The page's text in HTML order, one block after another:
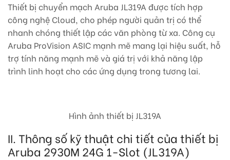
Thiết bị chuyển mạch Aruba JL319A được tích hợp
công nghệ Cloud, cho phép người quản trị có thể
nhanh chóng thiết lập các văn phòng từ xa. Công cụ
Aruba ProVision ASIC mạnh mẽ mang lại hiệu suất, hỗ
trợ tính năng mạnh mẽ và giá trị với khả năng lập
trình linh hoạt cho các ứng dụng trong tương lai.
Hình ảnh thiết bị JL319A
II. Thông số kỹ thuật chi tiết của thiết bị
Aruba 2930M 24G 1-Slot (JL319A)